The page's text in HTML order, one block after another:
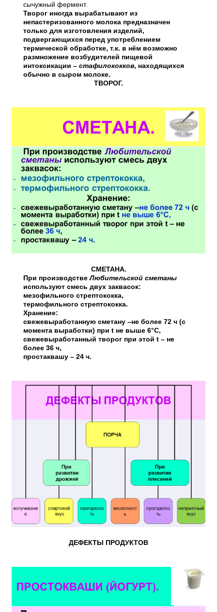
сычужный фермент.
Творог иногда вырабатывают из
непастеризованного молока предназначен
только для изготовления изделий,
подвергающихся перед употреблением
термической обработке, т.к. в нём возможно
размножение возбудителей пищевой
интоксикации – стафилококков, находящихся
обычно в сыром молоке.
ТВОРОГ.
СМЕТАНА.
При производствеЛюбительской сметаны
используют смесь двух заквасок:
мезофильного стрептококка,
термофильного стрептококка.
Хранение:
свежевыработанную сметану –не более 72 ч (с
момента выработки) при t не выше 6°С,
свежевыработанный творог при этой t – не
более 36 ч,
простаквашу – 24 ч.
ДЕФЕКТЫ ПРОДУКТОВ